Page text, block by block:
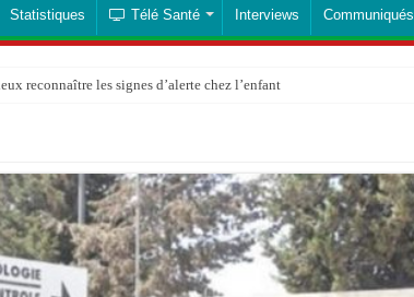
Statistiques Télé Santé Interviews Communiqués
reconnaître les signes d’alerte chez l’enfant
d’un diagnostic précoce pour sauver des vies